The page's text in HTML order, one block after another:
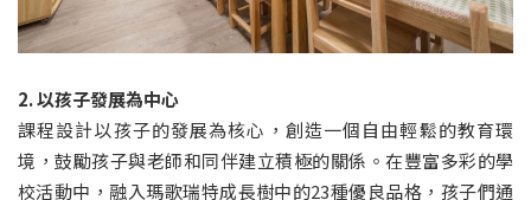
2. 以孩子發展為中心
課程設計以孩子的發展為核心，創造一個自由輕鬆的教育環
境，鼓勵孩子與老師和同伴建立積極的關係。在豐富多彩的學
校活動中，融入瑪歌瑞特成長樹中的23種優良品格，孩子們通